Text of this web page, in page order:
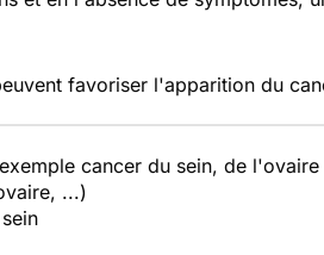
favoriser l'apparition du
cancer du sein, de
...)